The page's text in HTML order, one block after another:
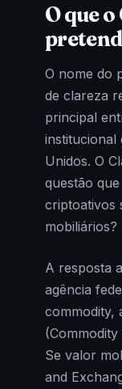
O que
O nome do
de clareza
principal
institucional
Unidos. O
questão
criptoativos
mobiliários?
A resposta
agência
commodity,
Se valor
and